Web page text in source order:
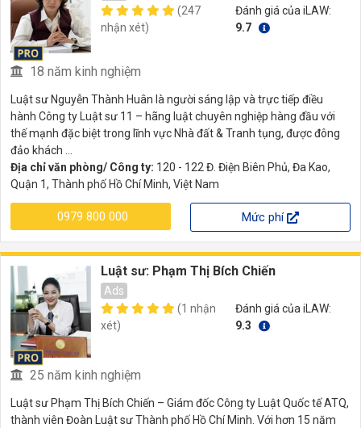
(247
nhận xét)
Đánh giá của iLAW:
9.7
18 năm kinh nghiệm
Luật sư Nguyễn Thành Huân là người sáng lập và trực tiếp điều
hành Công ty Luật sư 11 – hãng luật chuyên nghiệp hàng đầu với
thế mạnh đặc biệt trong lĩnh vực Nhà đất & Tranh tụng, được đông
đảo khách ...
Địa chỉ văn phòng/ Công ty: 120 - 122 Đ. Điện Biên Phủ, Đa Kao,
Quận 1, Thành phố Hồ Chí Minh, Việt Nam
0979 800 000 Mức phí
Luật sư: Phạm Thị Bích Chiến
Ads
(1 nhận
xét)
Đánh giá của iLAW:
9.3
25 năm kinh nghiệm
Luật sư Phạm Thị Bích Chiến – Giám đốc Công ty Luật Quốc tế ATQ,
thành viên Đoàn Luật sư Thành phố Hồ Chí Minh. Với hơn 15 năm